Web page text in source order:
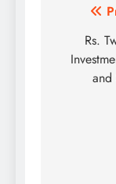
Post
Rs.
and